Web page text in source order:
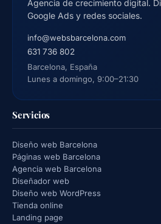
Agencia de crecimiento digital.
Google Ads y redes sociales.
info@websbarcelona.com
631 736 802
Barcelona, España
Lunes a domingo, 9:00–21:30
Servicios
Diseño web Barcelona
Páginas web Barcelona
Agencia web Barcelona
Diseñador web
Diseño web WordPress
Tienda online
Landing page